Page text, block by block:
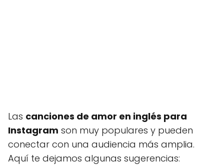
Las canciones de amor en inglés para
Instagram son muy populares y pueden
conectar con una audiencia más amplia.
Aquí te dejamos algunas sugerencias: